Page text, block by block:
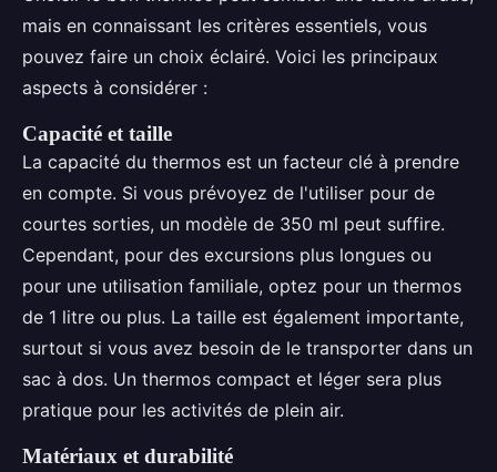
mais en connaissant les critères essentiels, vous
pouvez faire un choix éclairé. Voici les principaux
aspects à considérer :
Capacité et taille
La capacité du thermos est un facteur clé à prendre
en compte. Si vous prévoyez de l'utiliser pour de
courtes sorties, un modèle de 350 ml peut suffire.
Cependant, pour des excursions plus longues ou
pour une utilisation familiale, optez pour un thermos
de 1 litre ou plus. La taille est également importante,
surtout si vous avez besoin de le transporter dans un
sac à dos. Un thermos compact et léger sera plus
pratique pour les activités de plein air.
Matériaux et durabilité